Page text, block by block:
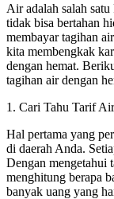
Air adalah salah
tidak bisa bertahan
membayar tagihan
kita membengkak
dengan hemat.
tagihan air dengan
1. Cari Tahu Tarif
Hal pertama yang
di daerah Anda.
Dengan mengetahui
menghitung berapa
banyak uang yang